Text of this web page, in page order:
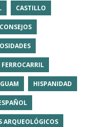
CASTILLO
CONSEJOS
FERROCARRIL
GUAM HISPANIDAD
ARQUEOLÓGICOS